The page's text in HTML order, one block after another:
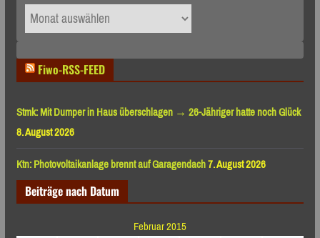
Archiv
nach
Fiwo-RSS-FEED
Stmk: Mit Dumper in Haus überschlagen → 26-Jähriger hatte noch Glück
8. August 2026
Ktn: Photovoltaikanlage brennt auf Garagendach7. August 2026
Beiträge nach Datum
Februar 2015